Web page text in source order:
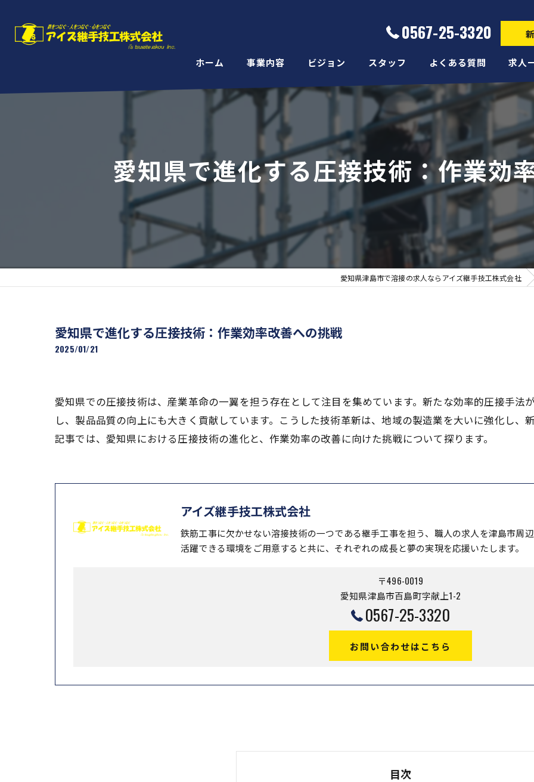
0567-25-3320
ホーム 事業内容 ビジョン スタッフ よくある質問 求人
愛知県で進化する圧接技術：作業効
愛知県津島市で溶接の求人ならアイズ継手技工株式会社
愛知県で進化する圧接技術：作業効率改善への挑戦
2025/01/21
愛知県での圧接技術は、産業革命の一翼を担う存在として注目を集めています。新たな効率的圧接手法
し、製品品質の向上にも大きく貢献しています。こうした技術革新は、地域の製造業を大いに強化し、
記事では、愛知県における圧接技術の進化と、作業効率の改善に向けた挑戦について探ります。
アイズ継手技工株式会社
鉄筋工事に欠かせない溶接技術の一つである継手工事を担う、職人の求人を津島市周
活躍できる環境をご用意すると共に、それぞれの成長と夢の実現を応援いたします。
〒496-0019
愛知県津島市百島町字献上1-2
0567-25-3320
お問い合わせはこちら
目次